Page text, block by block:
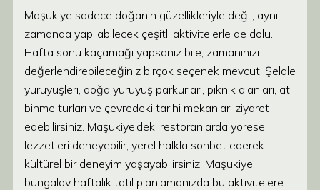
Maşukiye sadece doğanın güzellikleriyle değil, aynı
zamanda yapılabilecek çeşitli aktivitelerle de dolu.
Hafta sonu kaçamağı yapsanız bile, zamanınızı
değerlendirebileceğiniz birçok seçenek mevcut. Şelale
yürüyüşleri, doğa yürüyüş parkurları, piknik alanları, at
binme turları ve çevredeki tarihi mekanları ziyaret
edebilirsiniz. Maşukiye’deki restoranlarda yöresel
lezzetleri deneyebilir, yerel halkla sohbet ederek
kültürel bir deneyim yaşayabilirsiniz. Maşukiye
bungalov haftalık tatil planlamanızda bu aktivitelere